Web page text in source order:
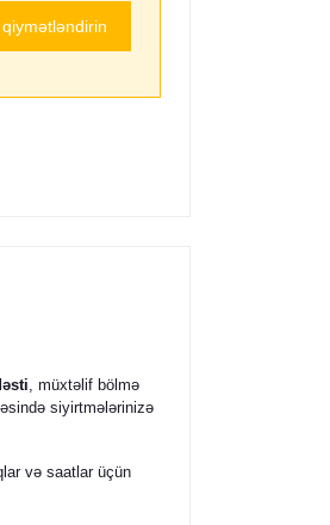
, müxtəlif bölmə
siyirtmələrinizə
və saatlar üçün